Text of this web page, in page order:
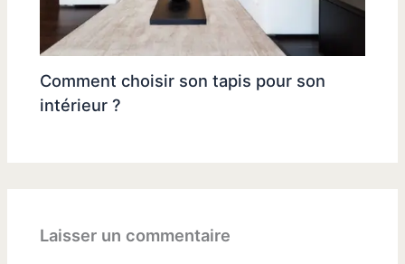
Comment choisir son tapis pour son
intérieur ?
Laisser un commentaire